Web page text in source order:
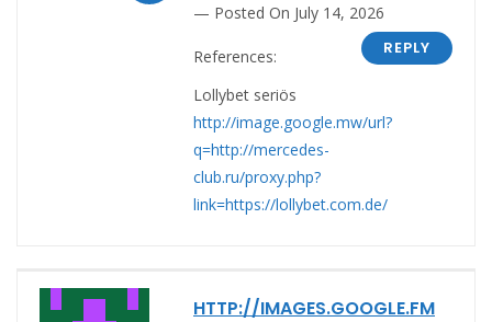
Posted On July 14, 2026
REPLY
References:
Lollybet seriös
http://image.google.mw/url?
q=http://mercedes-
club.ru/proxy.php?
link=https://lollybet.com.de/
HTTP://IMAGES.GOOGLE.FM